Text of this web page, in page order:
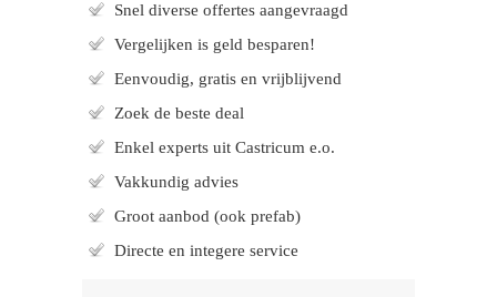
Snel diverse offertes aangevraagd
Vergelijken is geld besparen!
Eenvoudig, gratis en vrijblijvend
Zoek de beste deal
Enkel experts uit Castricum e.o.
Vakkundig advies
Groot aanbod (ook prefab)
Directe en integere service